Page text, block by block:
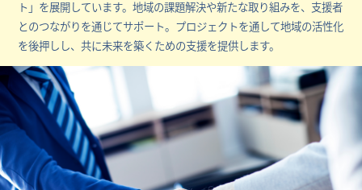
ト」を展開しています。地域の課題解決や新たな取り組みを、支援者
とのつながりを通じてサポート。プロジェクトを通して地域の活性化
を後押しし、共に未来を築くための支援を提供します。